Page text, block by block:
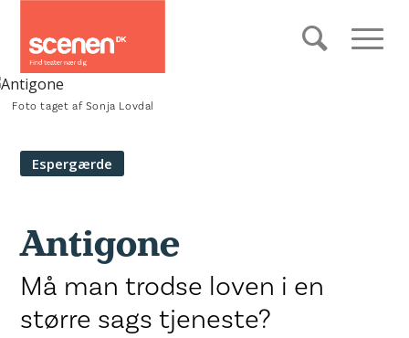
Foto taget af Sonja Lovdal
Espergærde
Antigone
Må man trodse loven i en
større sags tjeneste?